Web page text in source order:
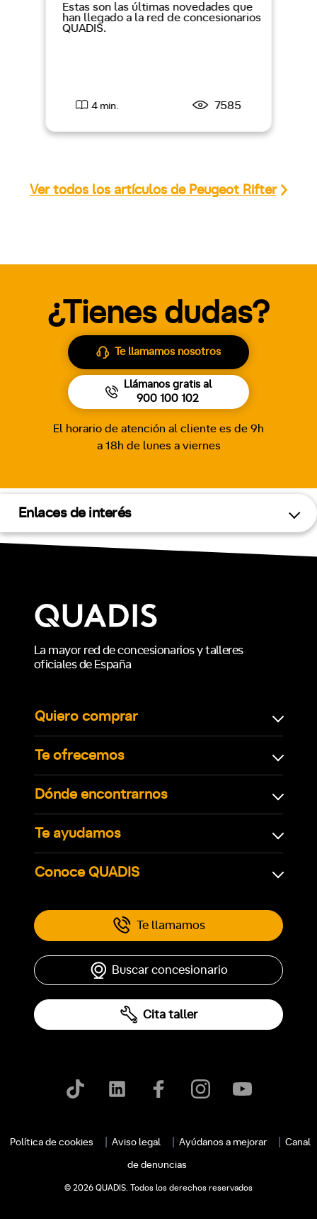
Estas son las últimas novedades que
han llegado a la red de concesionarios
QUADIS.
4 min. 7585
Ver todos los artículos de Peugeot Rifter
¿Tienes dudas?
Te llamamos nosotros
Llámanos gratis al
900 100 102
El horario de atención al cliente es de 9h
a 18h de lunes a viernes
Enlaces de interés
La mayor red de concesionarios y talleres
oficiales de España
Quiero comprar
Te ofrecemos
Dónde encontrarnos
Te ayudamos
Conoce QUADIS
Te llamamos
Buscar concesionario
Cita taller
Política de cookies Aviso legal Ayúdanos a mejorar Canal
de denuncias
© 2026 QUADIS. Todos los derechos reservados